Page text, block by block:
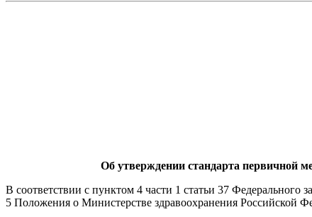
Об утверждении стандарта первичной
В соответствии с пунктом 4 части 1 статьи 37
5 Положения о Министерстве здравоохранения Российской